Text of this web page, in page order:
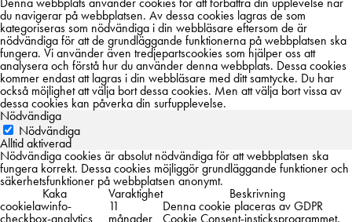
du navigerar på webbplatsen. Av dessa cookies lagras de som
kategoriseras som nödvändiga i din webbläsare eftersom de är
nödvändiga för att de grundläggande funktionerna på webbplatsen ska
fungera. Vi använder även tredjepartscookies som hjälper oss att
analysera och förstå hur du använder denna webbplats. Dessa cookies
kommer endast att lagras i din webbläsare med ditt samtycke. Du har
också möjlighet att välja bort dessa cookies. Men att välja bort vissa av
dessa cookies kan påverka din surfupplevelse.
Nödvändiga
Nödvändiga
Alltid aktiverad
Nödvändiga cookies är absolut nödvändiga för att webbplatsen ska
fungera korrekt. Dessa cookies möjliggör grundläggande funktioner och
säkerhetsfunktioner på webbplatsen anonymt.
Kaka Varaktighet Beskrivning
cookielawinfo-
checkbox-analytics
11
månader
Denna cookie placeras av GDPR
Cookie Consent-insticksprogrammet.